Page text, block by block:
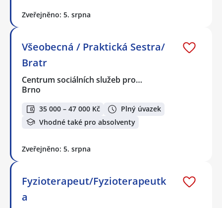
Zveřejněno: 5. srpna
Všeobecná / Praktická Sestra/
Bratr
Centrum sociálních služeb pro…
Brno
35 000 – 47 000 Kč
Plný úvazek
Vhodné také pro absolventy
Zveřejněno: 5. srpna
Fyzioterapeut/Fyzioterapeutk
a